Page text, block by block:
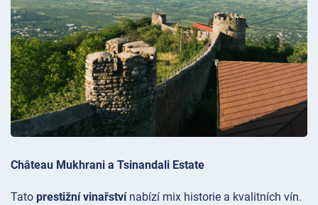
Château Mukhrani a Tsinandali Estate
Tato prestižní vinařstvínabízí mix historie a kvalitních vín.